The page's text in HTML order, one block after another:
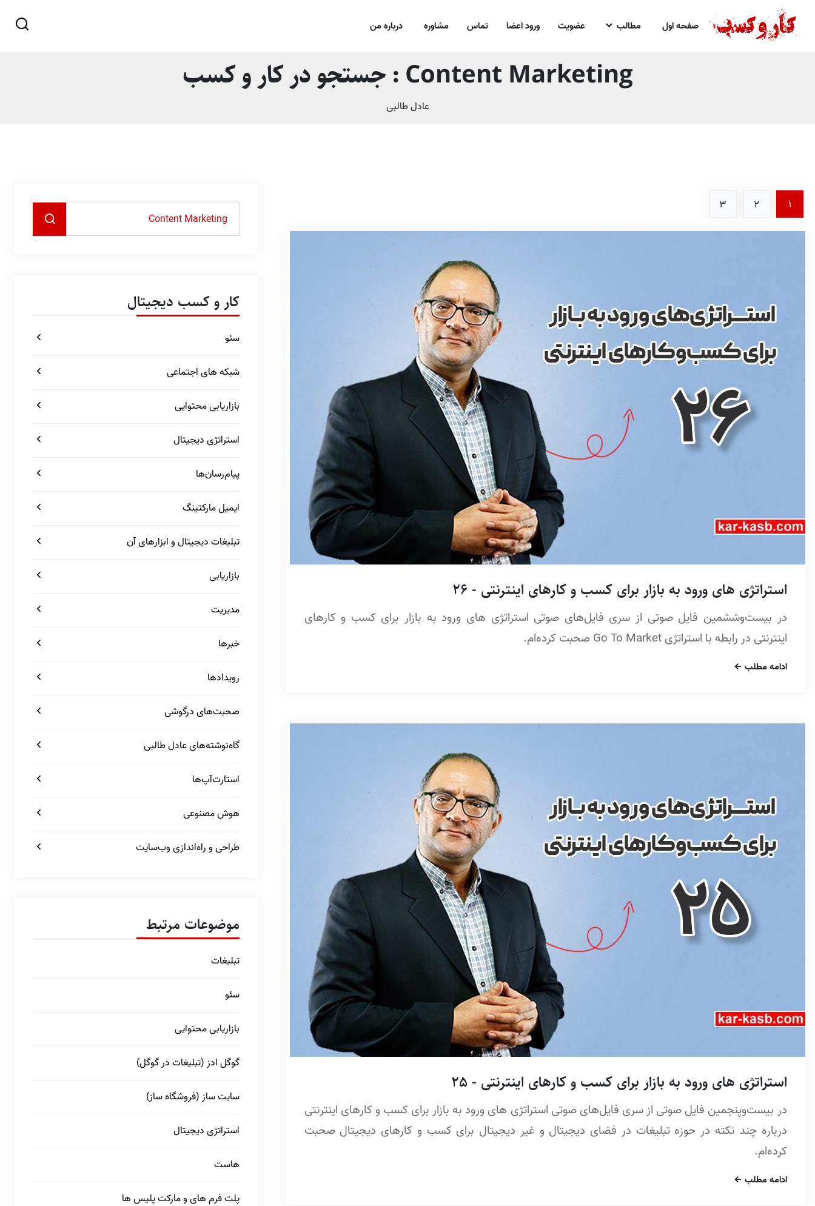
صفحه اول مطالب عضویت ورود اعضا تماس مشاوره درباره من
Content Marketing : جستجو در کار و کسب
عادل طالبی
1
2
3
استراتژی های ورود به بازار برای کسب و کارهای اینترنتی - 26
در بیست‌وششمین فایل صوتی از سری فایل‌های صوتی استراتژی های ورود به بازار برای کسب و کارهای
اینترنتی در رابطه با استراتژی Go To Market صحبت کرده‌ام.
ادامه مطلب
استراتژی های ورود به بازار برای کسب و کارهای اینترنتی - 25
در بیست‌وپنجمین فایل صوتی از سری فایل‌های صوتی استراتژی های ورود به بازار برای کسب و کارهای اینترنتی
درباره چند نکته در حوزه تبلیغات در فضای دیجیتال و غیر دیجیتال برای کسب و کارهای دیجیتال صحبت
کرده‌ام.
ادامه مطلب
کار و کسب دیجیتال
سئو
شبکه های اجتماعی
بازاریابی محتوایی
استراتژی دیجیتال
پیام‌رسان‌ها
ایمیل مارکتینگ
تبلیغات دیجیتال و ابزارهای آن
بازاریابی
مدیریت
خبرها
رویدادها
صحبت‌های درگوشی
گاه‌نوشته‌های عادل طالبی
استارت‌آپ‌ها
هوش مصنوعی
طراحی و راه‌اندازی وب‌سایت
موضوعات مرتبط
تبلیغات
سئو
بازاریابی محتوایی
گوگل ادز (تبلیغات در گوگل)
سایت ساز (فروشگاه ساز)
استراتژی دیجیتال
هاست
پلت فرم های و مارکت پلیس ها